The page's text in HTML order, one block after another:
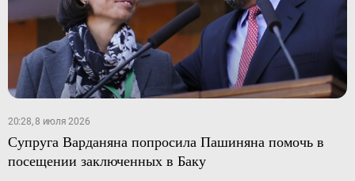
20:28, 8 июля 2026
Супруга Варданяна попросила Пашиняна помочь в
посещении заключенных в Баку